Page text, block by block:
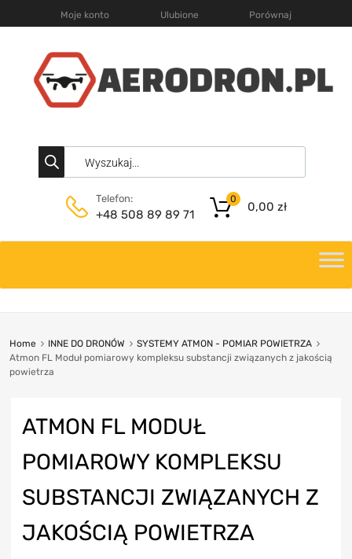
Moje konto Ulubione Porównaj
Telefon:
+48 508 89 89 71
0,00 zł
0
Home INNE DO DRONÓW
SYSTEMY ATMON - POMIAR POWIETRZA
Atmon FL Moduł pomiarowy kompleksu substancji związanych z jakością
powietrza
ATMON FL MODUŁ
POMIAROWY KOMPLEKSU
SUBSTANCJI ZWIĄZANYCH Z
JAKOŚCIĄ POWIETRZA